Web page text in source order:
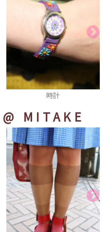
ブレスレット
@ MITAKE